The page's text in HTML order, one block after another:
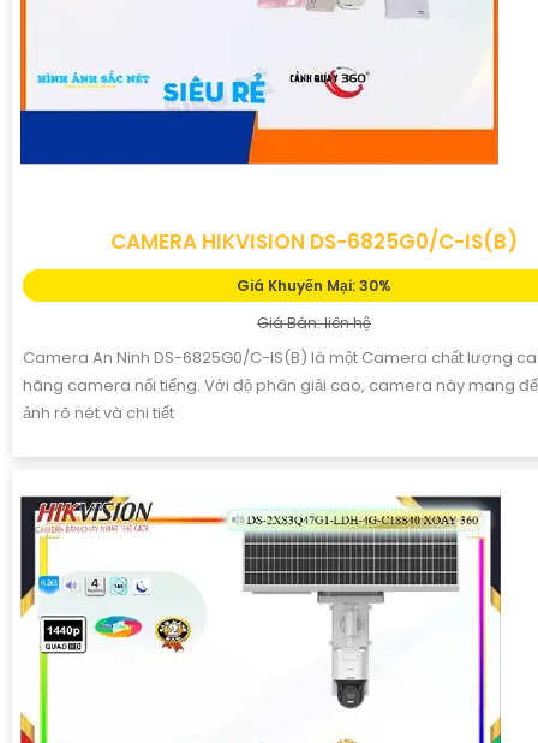
CAMERA HIKVISION DS-6825G0/C-IS(B)
Giá Khuyến Mại: 30%
Giá Bán: liên hệ
Camera An Ninh DS-6825G0/C-IS(B) là một Camera chất lượng
hãng camera nổi tiếng. Với độ phân giải cao, camera này mang
ảnh rõ nét và chi tiết